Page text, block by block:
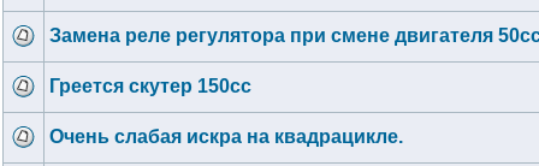
Замена реле регулятора при смене двигателя
Греется скутер 150cc
Очень слабая искра на квадрацикле.